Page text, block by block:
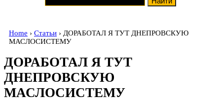
Home › Статьи › ДОРАБОТАЛ Я ТУТ ДНЕПРОВСКУЮ
МАСЛОСИСТЕМУ
ДОРАБОТАЛ Я ТУТ
ДНЕПРОВСКУЮ
МАСЛОСИСТЕМУ